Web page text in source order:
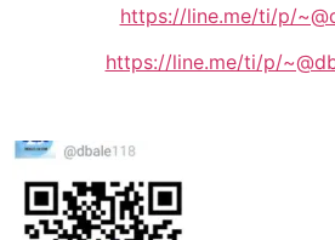
https://line.me/ti/p/
https://line.me/ti/p/